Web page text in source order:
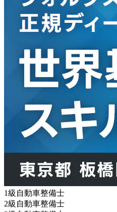
1級自動車整備士
2級自動車整備士